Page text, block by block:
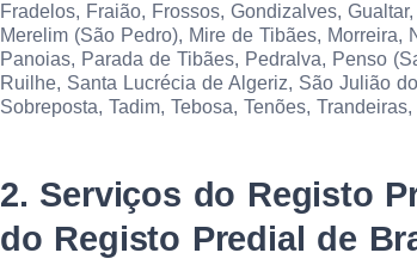
Fradelos, Fraião, Frossos, Gondizalves,
Merelim (São Pedro), Mire de Tibães,
Panoias, Parada de Tibães, Pedralva, Penso
Ruilhe, Santa Lucrécia de Algeriz, São Julião
Sobreposta, Tadim, Tebosa, Tenões,
2. Serviços do Registo
do Registo Predial de